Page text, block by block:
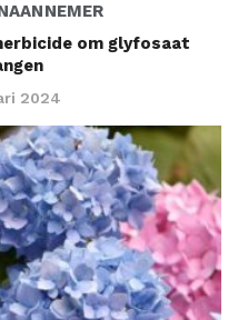
om glyfosaat
2024